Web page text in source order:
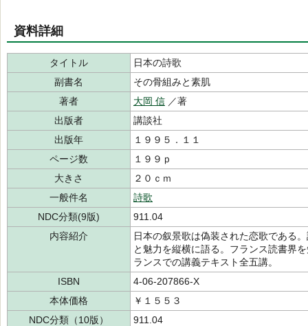
資料詳細
タイトル
日本の詩歌
副書名
その骨組みと素肌
著者
大岡 信 ／著
出版者
講談社
出版年
１９９５．１１
ページ数
１９９ｐ
大きさ
２０ｃｍ
一般件名
詩歌
NDC分類(9版)
911.04
内容紹介
日本の叙景歌は偽装された恋歌である
と魅力を縦横に語る。フランス読書界
ランスでの講義テキスト全五講。
ISBN
4-06-207866-X
本体価格
￥１５５３
NDC分類（10版）
911.04